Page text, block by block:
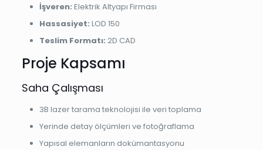
İşveren: Elektrik Altyapı Firması
Hassasiyet: LOD 150
Teslim Formatı: 2D CAD
Proje Kapsamı
Saha Çalışması
3B lazer tarama teknolojisi ile veri toplama
Yerinde detay ölçümleri ve fotoğraflama
Yapısal elemanların dokümantasyonu